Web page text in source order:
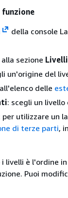
funzione
della console
sezione Livelli
un'origine del
delle
: scegli un livello
per utilizzare un
di terze parti,
livelli è l'ordine
Puoi